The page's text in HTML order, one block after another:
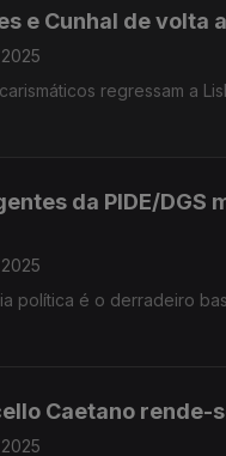
e Cunhal de volta
regressam a
da PIDE/DGS
política é o derradeiro
Caetano rende-